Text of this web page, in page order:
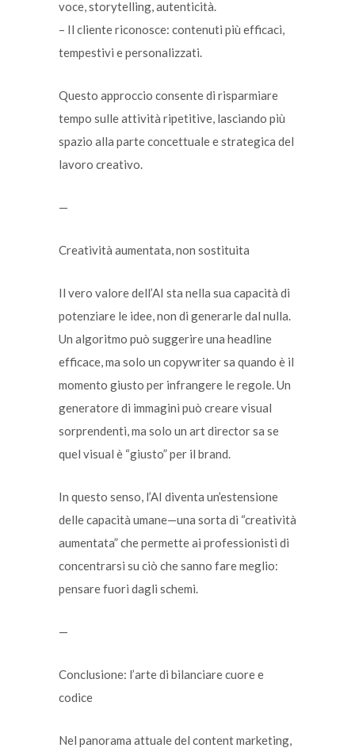
voce, storytelling, autenticità.
– Il cliente riconosce: contenuti più efficaci,
tempestivi e personalizzati.
Questo approccio consente di risparmiare
tempo sulle attività ripetitive, lasciando più
spazio alla parte concettuale e strategica del
lavoro creativo.
—
Creatività aumentata, non sostituita
Il vero valore dell’AI sta nella sua capacità di
potenziare le idee, non di generarle dal nulla.
Un algoritmo può suggerire una headline
efficace, ma solo un copywriter sa quando è il
momento giusto per infrangere le regole. Un
generatore di immagini può creare visual
sorprendenti, ma solo un art director sa se
quel visual è “giusto” per il brand.
In questo senso, l’AI diventa un’estensione
delle capacità umane—una sorta di “creatività
aumentata” che permette ai professionisti di
concentrarsi su ciò che sanno fare meglio:
pensare fuori dagli schemi.
—
Conclusione: l’arte di bilanciare cuore e
codice
Nel panorama attuale del content marketing,